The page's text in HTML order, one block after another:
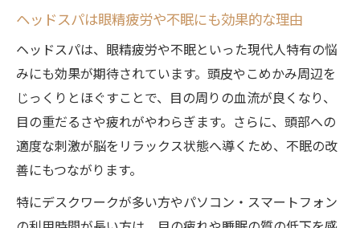
い
ヘッドスパで自律神経を整える理由
ヘッドスパが自律神経に与えるリラックス
効果
不眠や疲れに悩む方にヘッドスパが最適な
理由
深い呼吸と全身バランスを促すヘッドスパ
施術
ストレスケアに役立つヘッドスパの活用法
ヘッドスパは眼精疲労や不眠にも効果的な理由
ヘッドスパは、眼精疲労や不眠といった現代人特有の悩
みにも効果が期待されています。頭皮やこめかみ周辺を
じっくりとほぐすことで、目の周りの血流が良くなり、
目の重だるさや疲れがやわらぎます。さらに、頭部への
適度な刺激が脳をリラックス状態へ導くため、不眠の改
善にもつながります。
特にデスクワークが多い方やパソコン・スマートフォン